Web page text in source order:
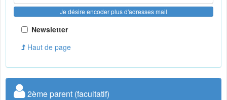
Je désire encoder plus d'adresses mail
Newsletter
Haut de page
2ème parent (facultatif)